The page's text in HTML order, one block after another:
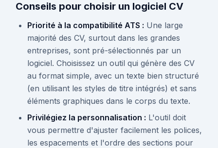
Conseils pour choisir un logiciel CV
Priorité à la compatibilité ATS : Une large
majorité des CV, surtout dans les grandes
entreprises, sont pré-sélectionnés par un
logiciel. Choisissez un outil qui génère des CV
au format simple, avec un texte bien structuré
(en utilisant les styles de titre intégrés) et sans
éléments graphiques dans le corps du texte.
Privilégiez la personnalisation : L'outil doit
vous permettre d'ajuster facilement les polices,
les espacements et l'ordre des sections pour